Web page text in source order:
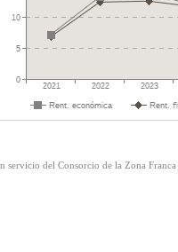
servicio del Consorcio de la Zona Franca